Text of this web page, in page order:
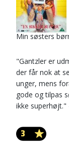
Min søsters
"Gantzler er
der får nok at
unger, mens
gode og tilpas
ikke superhøjt."
3